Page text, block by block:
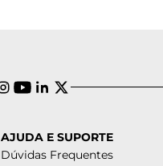
AJUDA E SUPORTE
Dúvidas Frequentes